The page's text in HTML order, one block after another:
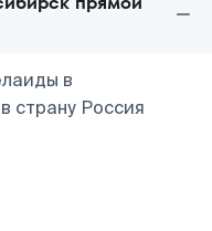
в
страну Россия